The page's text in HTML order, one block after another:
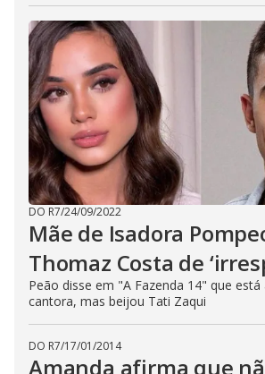
DO R7/24/09/2022
Mãe de Isadora
Thomaz Costa de
Peão disse em "A Fazenda 14" que
cantora, mas beijou Tati Zaqui
DO R7/17/01/2014
Amanda afirma que